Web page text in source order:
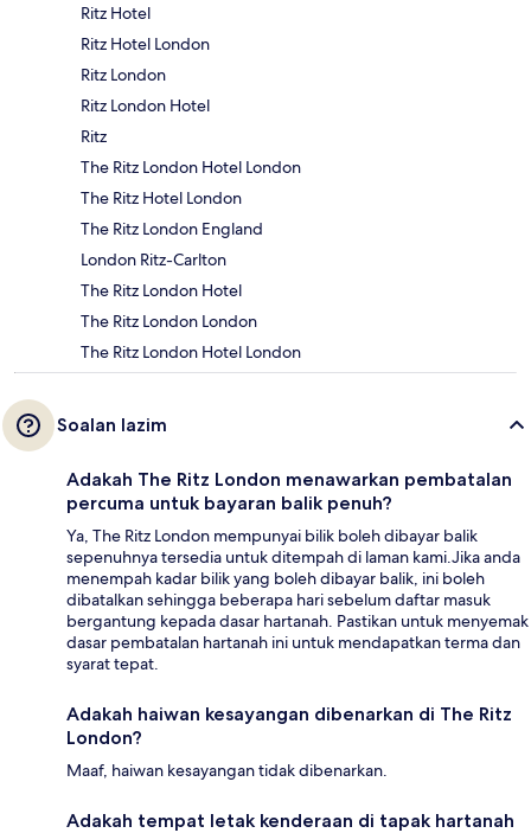
Ritz Hotel
Ritz Hotel London
Ritz London
Ritz London Hotel
Ritz
The Ritz London Hotel London
The Ritz Hotel London
The Ritz London England
London Ritz-Carlton
The Ritz London Hotel
The Ritz London London
The Ritz London Hotel London
Soalan lazim
Adakah The Ritz London menawarkan pembatalan
percuma untuk bayaran balik penuh?
Ya, The Ritz London mempunyai bilik boleh dibayar balik
sepenuhnya tersedia untuk ditempah di laman kami.Jika anda
menempah kadar bilik yang boleh dibayar balik, ini boleh
dibatalkan sehingga beberapa hari sebelum daftar masuk
bergantung kepada dasar hartanah. Pastikan untuk menyemak
dasar pembatalan hartanah ini untuk mendapatkan terma dan
syarat tepat.
Adakah haiwan kesayangan dibenarkan di The Ritz
London?
Maaf, haiwan kesayangan tidak dibenarkan.
Adakah tempat letak kenderaan di tapak hartanah